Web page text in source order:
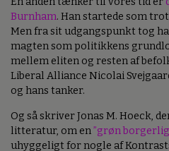
Burnham. Han startede som
Men fra sit udgangspunkt tog
magten som politikkens
mellem eliten og resten af
Liberal Alliance Nicolai
og hans tanker.
Og så skriver Jonas M. Hoeck,
litteratur, om en”grøn
uhyggeligt for nogle af